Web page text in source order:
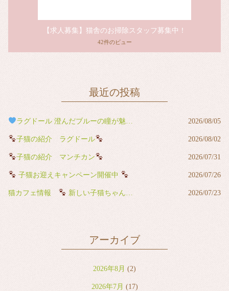
【求人募集】猫舎のお掃除スタッフ募集中！
42件のビュー
最近の投稿
ラグドール 澄んだブルーの瞳が魅力の男の子 2026/08/05
子猫の紹介 ラグドール 2026/08/02
子猫の紹介 マンチカン 2026/07/31
子猫お迎えキャンペーン開催中 2026/07/26
猫カフェ情報 新しい子猫ちゃんが猫カフェデビューしました 2026/07/23
アーカイブ
2026年8月 (2)
2026年7月 (17)